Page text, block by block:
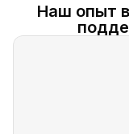
Наш опыт